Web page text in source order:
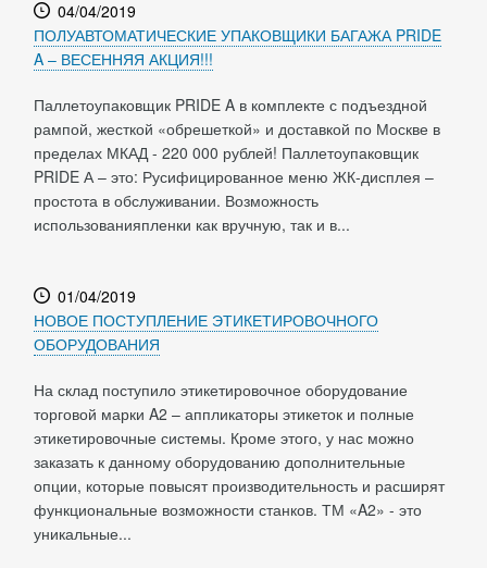
04/04/2019
ПОЛУАВТОМАТИЧЕСКИЕ УПАКОВЩИКИ БАГАЖА PRIDE
A – ВЕСЕННЯЯ АКЦИЯ!!!
Паллетоупаковщик PRIDE A в комплекте с подъездной
рампой, жесткой «обрешеткой» и доставкой по Москве в
пределах МКАД - 220 000 рублей! Паллетоупаковщик
PRIDE А – это: Русифицированное меню ЖК-дисплея –
простота в обслуживании. Возможность
использованияпленки как вручную, так и в...
01/04/2019
НОВОЕ ПОСТУПЛЕНИЕ ЭТИКЕТИРОВОЧНОГО
ОБОРУДОВАНИЯ
На склад поступило этикетировочное оборудование
торговой марки A2 – аппликаторы этикеток и полные
этикетировочные системы. Кроме этого, у нас можно
заказать к данному оборудованию дополнительные
опции, которые повысят производительность и расширят
функциональные возможности станков. ТМ «A2» - это
уникальные...